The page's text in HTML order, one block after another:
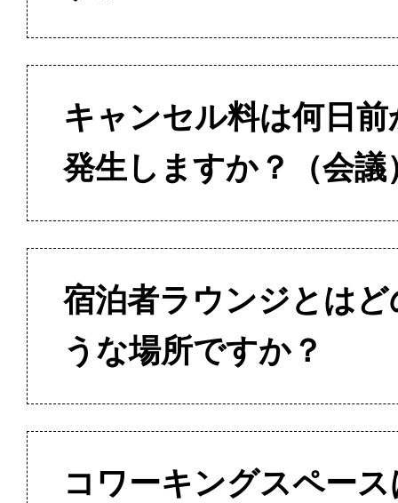
キャンセル料は何日前
発生しますか？（会議
宿泊者ラウンジとはど
うな場所ですか？
コワーキングスペー